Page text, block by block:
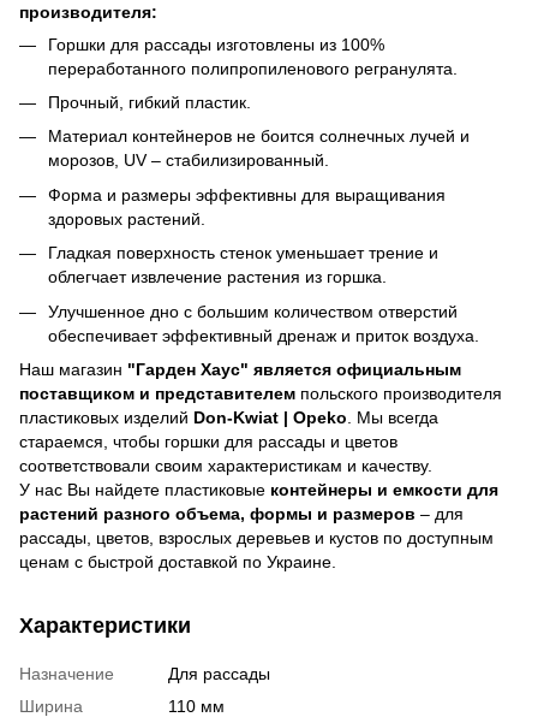
производителя:
Горшки для рассады изготовлены из 100%
переработанного полипропиленового регранулята.
Прочный, гибкий пластик.
Материал контейнеров не боится солнечных лучей и
морозов, UV – стабилизированный.
Форма и размеры эффективны для выращивания
здоровых растений.
Гладкая поверхность стенок уменьшает трение и
облегчает извлечение растения из горшка.
Улучшенное дно с большим количеством отверстий
обеспечивает эффективный дренаж и приток воздуха.
Наш магазин "Гарден Хаус" является официальным
поставщиком и представителем польского производителя
пластиковых изделий Don-Kwiat | Оpeko . Мы всегда
стараемся, чтобы горшки для рассады и цветов
соответствовали своим характеристикам и качеству.
У нас Вы найдете пластиковые контейнеры и емкости для
растений разного объема, формы и размеров – для
рассады, цветов, взрослых деревьев и кустов по доступным
ценам с быстрой доставкой по Украине.
Характеристики
Назначение
Для рассады
Ширина
110 мм